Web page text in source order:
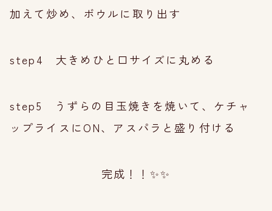
加えて炒め、ボウルに取り出す
step4 大きめひと口サイズに丸める
step5 うずらの目玉焼きを焼いて、ケチャ
ップライスにON、アスパラと盛り付ける
完成！！✨✨